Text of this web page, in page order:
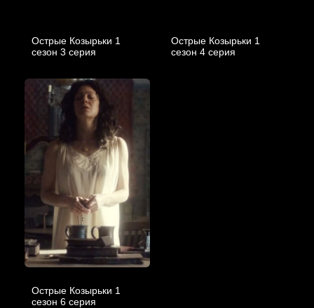
Острые Козырьки 1
cезон 3 cерия
Острые Козырьки 1
cезон 4 cерия
Острые Козырьки 1
cезон 6 cерия